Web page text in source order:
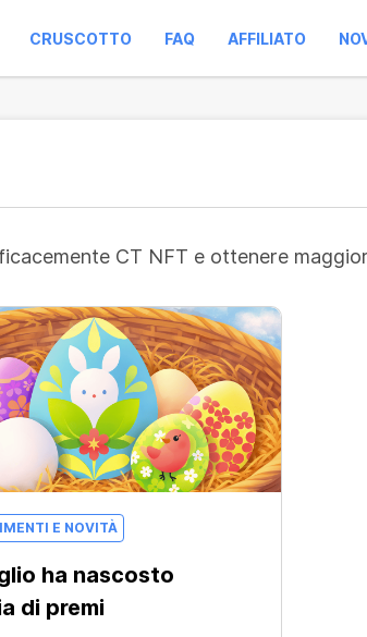
CRUSCOTTO FAQ AFFILIATO
CT NFT e ottenere
E NOVITÀ
ha nascosto
di premi